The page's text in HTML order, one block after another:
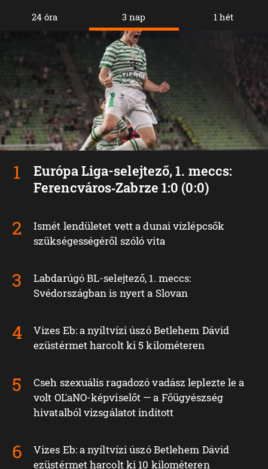
24 óra 3 nap
Európa Liga-selejtező, 1. meccs:
Ferencváros‑Zabrze 1:0 (0:0)
Ismét lendületet vett a dunai vízlépcsők
szükségességéről szóló vita
Labdarúgó BL-selejtező, 1. meccs:
Svédországban is nyert a Slovan
Vizes Eb: a nyíltvízi úszó Betlehem Dávid
ezüstérmet harcolt ki 5 kilométeren
Cseh szexuális ragadozó vadász leplezte le a
volt OĽaNO-képviselőt — a Főügyészség
hivatalból vizsgálatot indított
Vizes Eb: a nyíltvízi úszó Betlehem Dávid
ezüstérmet harcolt ki 10 kilométeren
1 hét